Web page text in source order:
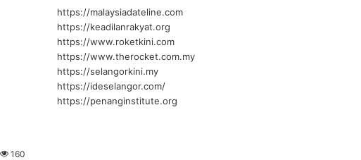
160
https://malaysiadateline.com
https://keadilanrakyat.org
https://www.roketkini.com
https://www.therocket.com.my
https://selangorkini.my
https://ideselangor.com/
https://penanginstitute.org